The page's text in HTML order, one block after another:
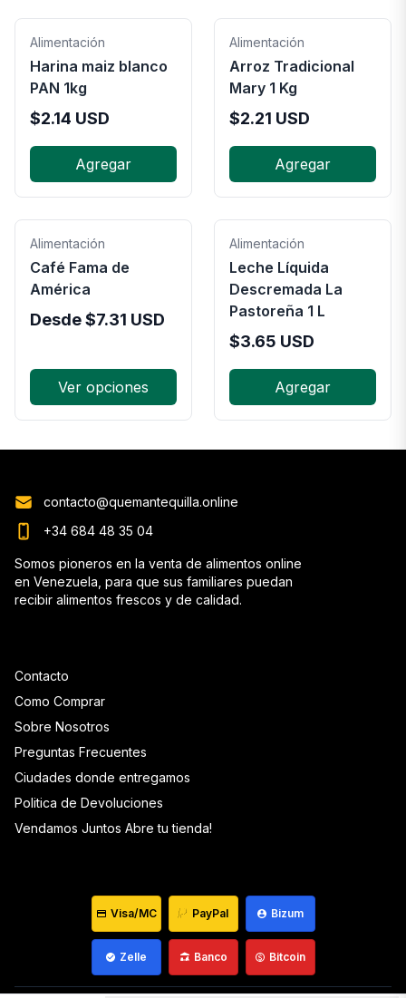
Alimentación
Harina maiz blanco
PAN 1kg
$2.14 USD
Agregar
Alimentación
Arroz Tradicional
Mary 1 Kg
$2.21 USD
Agregar
Alimentación
Café Fama de
América
Desde$7.31 USD
Ver opciones
Alimentación
Leche Líquida
Descremada La
Pastoreña 1 L
$3.65 USD
Agregar
Contacto
Como Comprar
Sobre Nosotros
Preguntas Frecuentes
Ciudades donde entregamos
Politica de Devoluciones
Vendamos Juntos Abre tu tienda!
contacto@quemantequilla.online
+34 684 48 35 04
Somos pioneros en la venta de alimentos online
en Venezuela, para que sus familiares puedan
recibir alimentos frescos y de calidad.
Visa/MC PayPal Bizum
Zelle Banco Bitcoin